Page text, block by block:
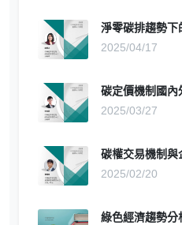
淨零碳排趨勢下
2025/04/17
碳定價機制國內
2025/03/27
碳權交易機制與
2025/02/20
綠色經濟趨勢分